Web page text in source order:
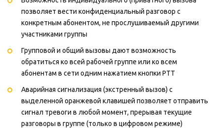
позволяет вести конфиденциальный разговор с
конкретным абонентом, не прослушиваемый другими
участниками группы
Групповой и общий вызовы дают возможность
обратиться ко всей рабочей группе или ко всем
абонентам в сети одним нажатием кнопки PTT
Аварийная сигнализация (экстренный вызов) с
выделенной оранжевой клавишей позволяет отправить
сигнал тревоги в любой момент, прерывая текущие
разговоры в группе (только в цифровом режиме)